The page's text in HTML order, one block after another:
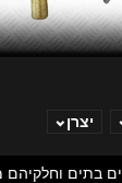
יצרן
בתים וחלקיהם